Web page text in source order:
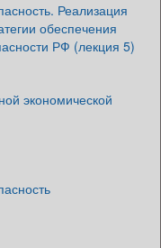
Реализация
обеспечения
РФ (лекция 5)
экономической